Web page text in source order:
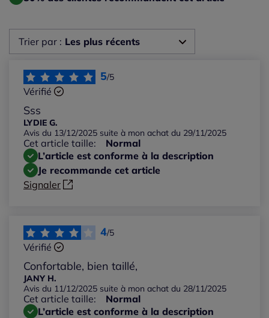
Trier par : Les plus récents
Les plus récents
Notes les plus élevées
Notes les plus basses
5/5
Vérifié
Sss
LYDIE G.
Avis du 13/12/2025 suite à mon achat du 29/11/2025
Cet article taille:
Normal
L’article est conforme à la description
Je recommande cet article
Signaler
4/5
Vérifié
Confortable, bien taillé,
JANY H.
Avis du 11/12/2025 suite à mon achat du 28/11/2025
Cet article taille:
Normal
L’article est conforme à la description